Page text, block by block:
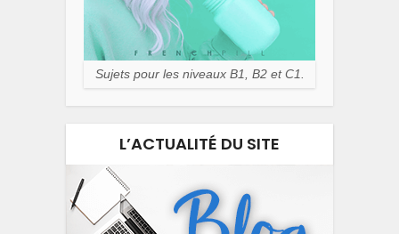
Sujets pour les niveaux B1, B2 et C1.
L’ACTUALITÉ DU SITE